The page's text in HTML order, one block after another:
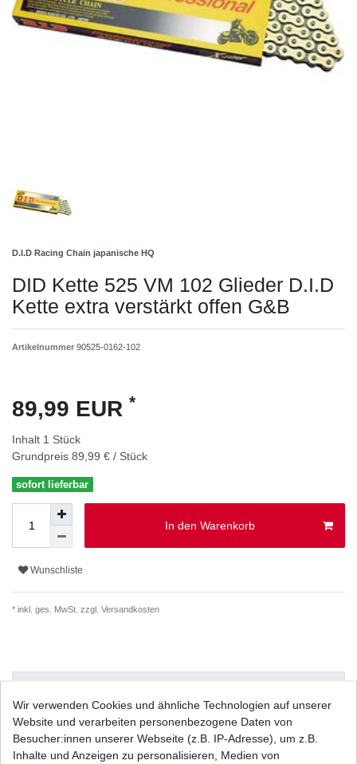
D.I.D Racing Chain japanische HQ
DID Kette 525 VM 102 Glieder D.I.D
Kette extra verstärkt offen G&B
Artikelnummer 90525-0162-102
89,99 EUR *
Inhalt 1 Stück
Grundpreis 89,99 € / Stück
sofort lieferbar
In den Warenkorb
Wunschliste
* inkl. ges. MwSt. zzgl. Versandkosten
Weitere Details
Wir verwenden Cookies und ähnliche Technologien auf unserer
Website und verarbeiten personenbezogene Daten von
Besucher:innen unserer Webseite (z.B. IP-Adresse), um z.B.
Inhalte und Anzeigen zu personalisieren, Medien von